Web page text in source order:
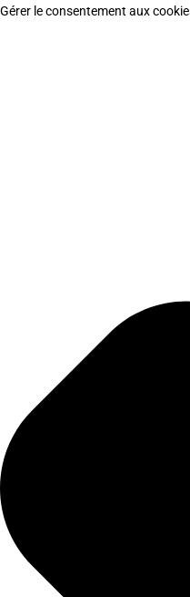
Gérer le consentement aux